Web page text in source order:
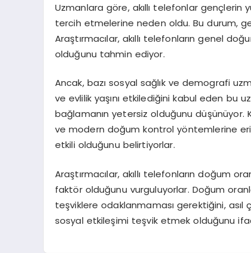
Uzmanlara göre, akıllı telefonlar
tercih etmelerine neden oldu. Bu durum,
Araştırmacılar, akıllı telefonların genel
olduğunu tahmin ediyor.
Ancak, bazı sosyal sağlık ve demografi
ve evlilik yaşını etkilediğini kabul eden bu
bağlamanın yetersiz olduğunu düşünüyor.
ve modern doğum kontrol yöntemlerine
etkili olduğunu belirtiyorlar.
Araştırmacılar, akıllı telefonların doğum
faktör olduğunu vurguluyorlar. Doğum
teşviklere odaklanmaması gerektiğini, asıl
sosyal etkileşimi teşvik etmek olduğunu